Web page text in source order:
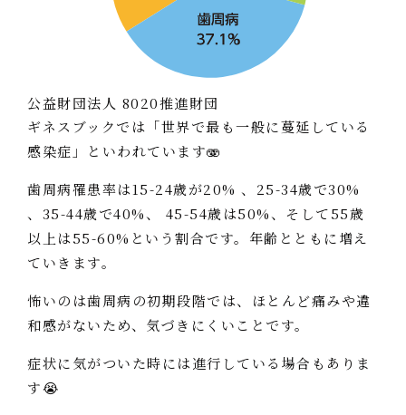
公益財団法人 8020推進財団
ギネスブックでは「世界で最も一般に蔓延している
感染症」といわれています🫨
歯周病罹患率は15-24歳が20% 、25-34歳で30%
、35-44歳で40%、 45-54歳は50%、そして55歳
以上は55-60%という割合です。年齢とともに増え
ていきます。
怖いのは歯周病の初期段階では、ほとんど痛みや違
和感がないため、気づきにくいことです。
症状に気がついた時には進行している場合もありま
す😭